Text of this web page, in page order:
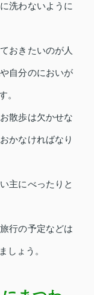
洗わないように
おきたいのが人
自分のにおいが
。
散歩は欠かせな
かなければなり
主にべったりと
行の予定などは
しょう。